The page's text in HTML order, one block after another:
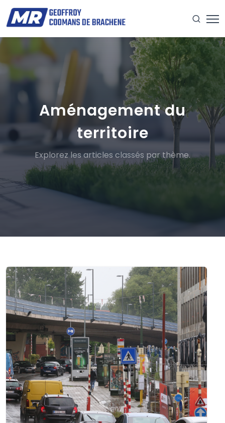
Aménagement du
territoire
Explorez les articles classés par thème.